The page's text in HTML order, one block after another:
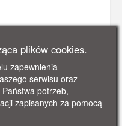
plików cookies.
zapewnienia
serwisu oraz
potrzeb,
zapisanych za pomocą